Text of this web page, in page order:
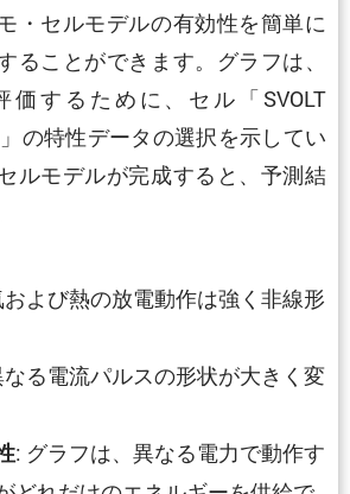
・セルモデルの有効性を簡単に
ることができます。グラフは、
価するために、セル「SVOLT
の特性データの選択を示してい
ルモデルが完成すると、予測結
および熱の放電動作は強く非線形
なる電流パルスの形状が大きく変
: グラフは、異なる電力で動作す